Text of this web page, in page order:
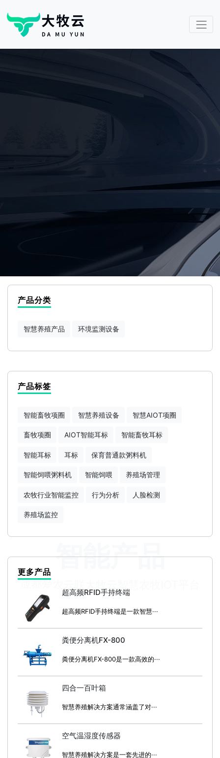
智能产品
产品分类
智慧养殖产品 环境监测设备
产品标签
智能畜牧项圈 智慧养殖设备 智慧AIOT项圈
畜牧项圈 AIOT智能耳标 智能畜牧耳标
智能耳标 耳标 保育普通款粥料机
智能饲喂粥料机 智能饲喂 养殖场管理
农牧行业智能监控 行为分析 人脸检测
养殖场监控
更多产品
超高频RFID手持终端
超高频RFID手持终端是一款智慧···
粪便分离机FX-800
粪便分离机FX-800是一款高效的···
四合一百叶箱
智慧养殖解决方案通常涵盖了对···
空气温湿度传感器
智慧养殖解决方案是一套先进的···